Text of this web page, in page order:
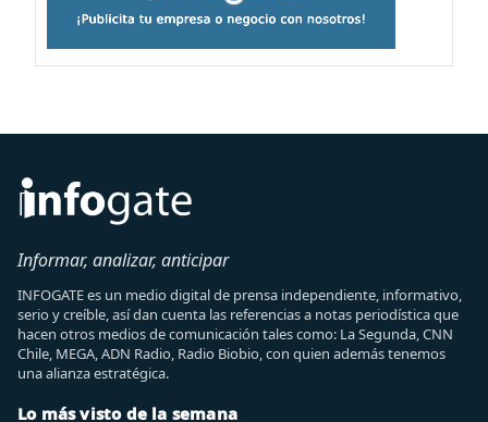
Informar, analizar, anticipar
INFOGATE es un medio digital de prensa independiente, informativo,
serio y creíble, así dan cuenta las referencias a notas periodística que
hacen otros medios de comunicación tales como: La Segunda, CNN
Chile, MEGA, ADN Radio, Radio Biobio, con quien además tenemos
una alianza estratégica.
Lo más visto de la semana